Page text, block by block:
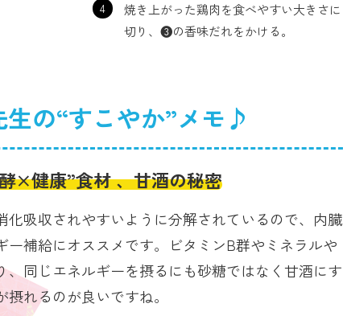
4
焼き上がった鶏肉を食べやすい大きさに
切り、❸の香味だれをかける。
生の“すこやか”メモ♪
×健康”食材 、甘酒の秘密
化吸収されやすいように分解されているので、内臓
ー補給にオススメです。ビタミンB群やミネラルや
、同じエネルギーを摂るにも砂糖ではなく甘酒にす
れるのが良いですね。